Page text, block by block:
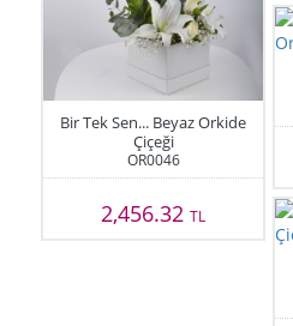
Bir Tek Sen... Beyaz Orkide
Çiçeği
OR0046
2,456.32TL